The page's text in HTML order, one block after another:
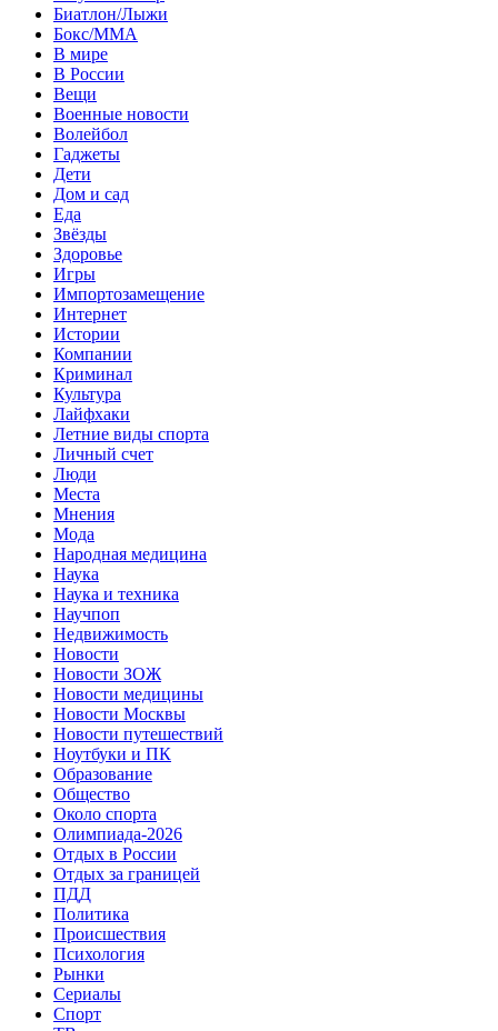
Биатлон/Лыжи
Бокс/MMA
В мире
В России
Вещи
Военные новости
Волейбол
Гаджеты
Дети
Дом и сад
Еда
Звёзды
Здоровье
Игры
Импортозамещение
Интернет
Истории
Компании
Криминал
Культура
Лайфхаки
Летние виды спорта
Личный счет
Люди
Места
Мнения
Мода
Народная медицина
Наука
Наука и техника
Научпоп
Недвижимость
Новости
Новости ЗОЖ
Новости медицины
Новости Москвы
Новости путешествий
Ноутбуки и ПК
Образование
Общество
Около спорта
Олимпиада-2026
Отдых в России
Отдых за границей
ПДД
Политика
Происшествия
Психология
Рынки
Сериалы
Спорт